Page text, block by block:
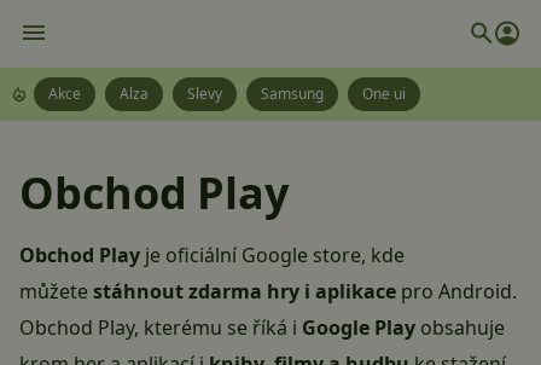
Akce Alza Slevy Samsung One ui
Obchod Play
Obchod Play je oficiální Google store, kde
můžetestáhnout zdarma hry i aplikace pro Android.
Obchod Play, kterému se říká i Google Play obsahuje